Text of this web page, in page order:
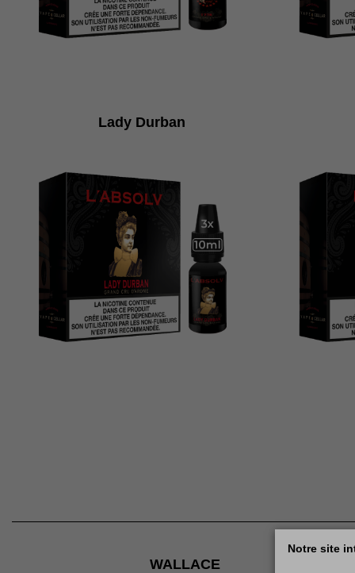
Lady Durban
WALLACE
Notre site